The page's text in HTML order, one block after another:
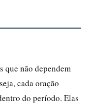
que não dependem
cada oração
do período. Elas